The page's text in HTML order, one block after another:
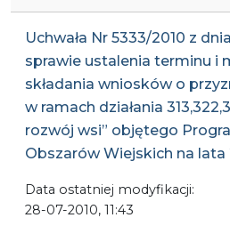
Uchwała Nr 5333/2010 z
sprawie ustalenia terminu i
składania wniosków o
w ramach działania
rozwój wsi” objętego
Obszarów Wiejskich na lata
Data ostatniej modyfikacji:
28-07-2010, 11:43